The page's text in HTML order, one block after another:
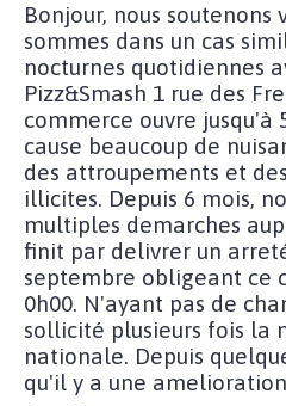
Bonjour, nous soutenons
sommes dans un cas
nocturnes quotidiennes
Pizz&Smash 1 rue des
commerce ouvre jusqu'à
cause beaucoup de
des attroupements et
illicites. Depuis 6 mois,
multiples demarches
finit par delivrer un
septembre obligeant ce
0h00. N'ayant pas de
sollicité plusieurs fois la
nationale. Depuis
qu'il y a une